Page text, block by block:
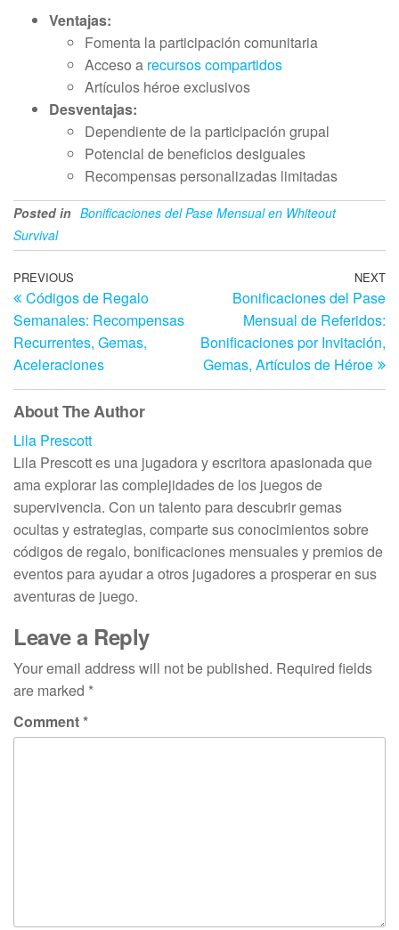
Ventajas:
Fomenta la participación comunitaria
Acceso a recursos compartidos
Artículos héroe exclusivos
Desventajas:
Dependiente de la participación grupal
Potencial de beneficios desiguales
Recompensas personalizadas limitadas
Posted in Bonificaciones del Pase Mensual en Whiteout
Survival
Post
navigation
Previous
Post
PREVIOUS
Códigos de Regalo
Semanales: Recompensas
Recurrentes, Gemas,
Aceleraciones
NEXT
Bonificaciones del Pase
Mensual de Referidos:
Bonificaciones por Invitación,
Gemas, Artículos de Héroe
About The Author
Lila Prescott
Lila Prescott es una jugadora y escritora apasionada que
ama explorar las complejidades de los juegos de
supervivencia. Con un talento para descubrir gemas
ocultas y estrategias, comparte sus conocimientos sobre
códigos de regalo, bonificaciones mensuales y premios de
eventos para ayudar a otros jugadores a prosperar en sus
aventuras de juego.
Leave a Reply
Your email address will not be published. Required fields
are marked *
Comment*